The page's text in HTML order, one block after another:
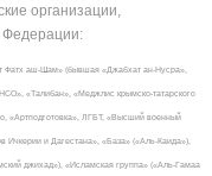
организации,
Федерации:
Фатх аш-Шам» (бывшая «Джабхат ан-Нусра»,
«Талибан», «Меджлис крымско-татарского
«Артподготовка», ЛГБТ, «Высший военный
и Дагестана», «База» («Аль-Каида»),
джихад»), «Исламская группа» («Аль-Гамаа